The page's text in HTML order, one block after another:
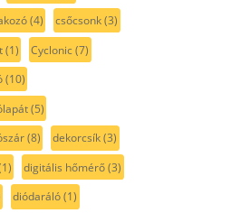
(4) csőcsonk(3)
(1) Cyclonic(7)
(10)
(5)
(8) dekorcsík(3)
digitális hőmérő(3)
diódaráló(1)